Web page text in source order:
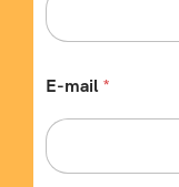
y
e
b
u
E-mail *